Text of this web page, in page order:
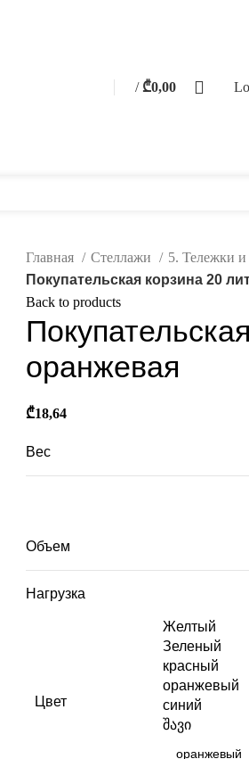
/ ₾0,00
Главная Стеллажи
5. Тележки и
Покупательская корзина 20
Back to products
оранжевая
₾18,64
Вес
Объем
Нагрузка
Цвет
Желтый
Зеленый
красный
оранжевый
синий
შავი